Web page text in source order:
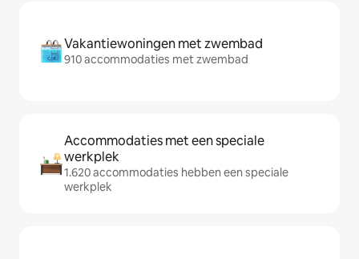
Vakantiewoningen met zwembad
910 accommodaties met zwembad
Accommodaties met een speciale
werkplek
1.620 accommodaties hebben een speciale
werkplek